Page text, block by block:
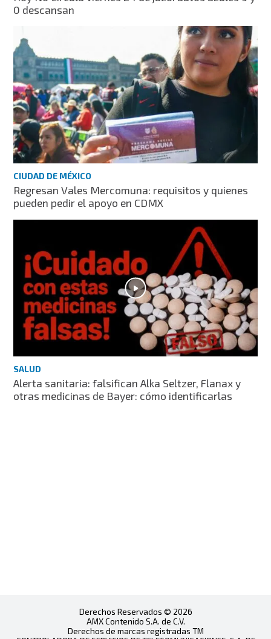
0 descansan
CIUDAD DE MÉXICO
Regresan Vales Mercomuna: requisitos y quienes
pueden pedir el apoyo en CDMX
SALUD
Alerta sanitaria: falsifican Alka Seltzer, Flanax y
otras medicinas de Bayer: cómo identificarlas
Derechos Reservados © 2026
AMX Contenido S.A. de C.V.
Derechos de marcas registradas TM